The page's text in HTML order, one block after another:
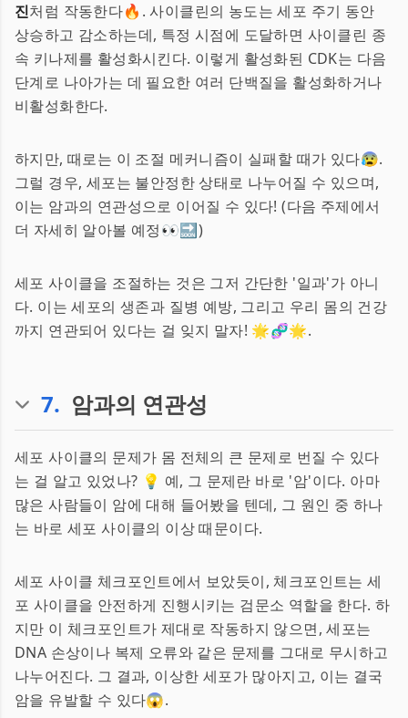
진처럼 작동한다🔥. 사이클린의 농도는 세포 주기 동안
상승하고 감소하는데, 특정 시점에 도달하면 사이클린 종
속 키나제를 활성화시킨다. 이렇게 활성화된 CDK는 다음
단계로 나아가는 데 필요한 여러 단백질을 활성화하거나
비활성화한다.
하지만, 때로는 이 조절 메커니즘이 실패할 때가 있다😰.
그럴 경우, 세포는 불안정한 상태로 나누어질 수 있으며,
이는 암과의 연관성으로 이어질 수 있다! (다음 주제에서
더 자세히 알아볼 예정👀🔜)
세포 사이클을 조절하는 것은 그저 간단한 '일과'가 아니
다. 이는 세포의 생존과 질병 예방, 그리고 우리 몸의 건강
까지 연관되어 있다는 걸 잊지 말자! 🌟🧬🌟.
7. 암과의 연관성
세포 사이클의 문제가 몸 전체의 큰 문제로 번질 수 있다
는 걸 알고 있었나? 💡 예, 그 문제란 바로 '암'이다. 아마
많은 사람들이 암에 대해 들어봤을 텐데, 그 원인 중 하나
는 바로 세포 사이클의 이상 때문이다.
세포 사이클 체크포인트에서 보았듯이, 체크포인트는 세
포 사이클을 안전하게 진행시키는 검문소 역할을 한다. 하
지만 이 체크포인트가 제대로 작동하지 않으면, 세포는
DNA 손상이나 복제 오류와 같은 문제를 그대로 무시하고
나누어진다. 그 결과, 이상한 세포가 많아지고, 이는 결국
암을 유발할 수 있다😱.